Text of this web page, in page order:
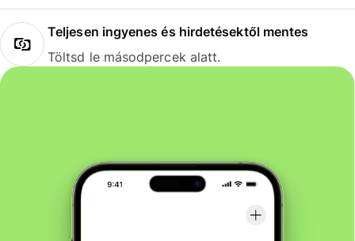
Teljesen ingyenes és hirdetésektől mentes
Töltsd le másodpercek alatt.